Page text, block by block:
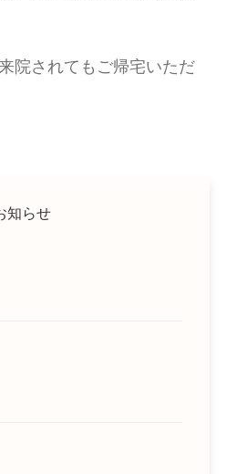
院されてもご帰宅いただ
知らせ